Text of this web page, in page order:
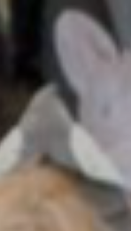
OBECNÍ ZPRAVODAJE
OBRAZEM, ZVUKEM